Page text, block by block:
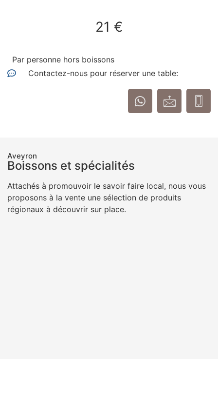
21 €
Par personne hors boissons
Contactez-nous pour réserver une table:
Aveyron
Boissons et spécialités
Attachés à promouvoir le savoir faire local, nous vous
proposons à la vente une sélection de produits
régionaux à découvrir sur place.